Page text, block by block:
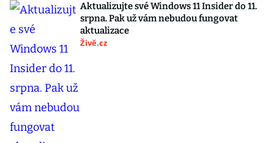
Aktualizujte své Windows 11 Insider do 11.
srpna. Pak už vám nebudou fungovat
aktualizace
Živě.cz